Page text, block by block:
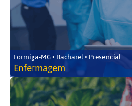
Formiga-MG • Bacharel • Presencial
Enfermagem